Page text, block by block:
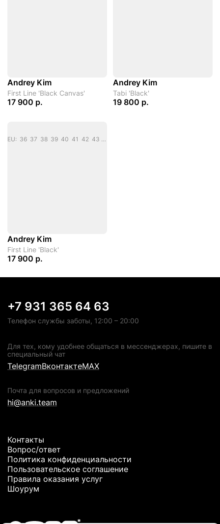
Andrey Kim
First Line 'Black Canvas'
17 900 р.
Andrey Kim
Tabi 'Black'
19 800 р.
EU: 36 37 38 39 40 41 42 43 44 45
Andrey Kim
First Line 'Black'
17 900 р.
+7 931 365 64 63
Телефон службы заботы, 12:00 – 20:00
Для тех, кому удобнее общаться в мессенджерах, пишите в
специальный чат
TelegramВконтактеMAX
Почта для вопросов и предложений
hi@anki.team
Контакты
Вопрос/ответ
Политика конфиденциальности
Пользовательское соглашение
Правила оказания услуг
Шоурум